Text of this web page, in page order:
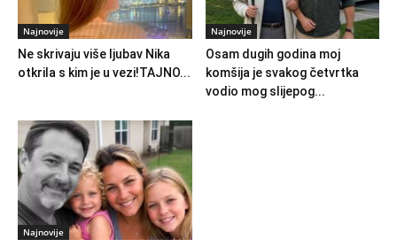
Najnovije
Ne skrivaju više ljubav Nika
otkrila s kim je u vezi!TAJNO...
Najnovije
Osam dugih godina moj
komšija je svakog četvrtka
vodio mog slijepog...
Najnovije